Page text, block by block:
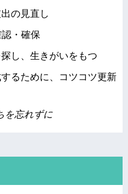
の見直し
・確保
し、生きがいをもつ
るために、コツコツ更新
を忘れずに